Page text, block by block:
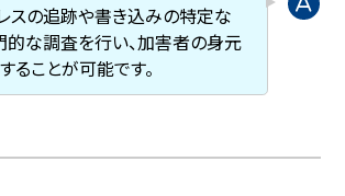
スの追跡や書き込みの特定な
的な調査を行い、加害者の身元
ることが可能です。